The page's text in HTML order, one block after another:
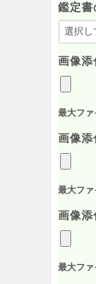
鑑定書
画像添
最大フ
画像添
最大フ
画像添
最大フ